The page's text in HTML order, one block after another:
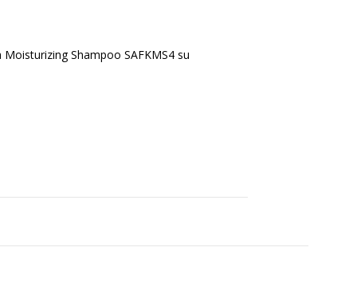
Shampoo SAFKMS4 su